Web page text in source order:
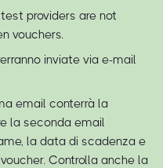
providers are not
vouchers.
inviate via e-mail
email conterrà la
la seconda email
la data di scadenza e
Controlla anche la